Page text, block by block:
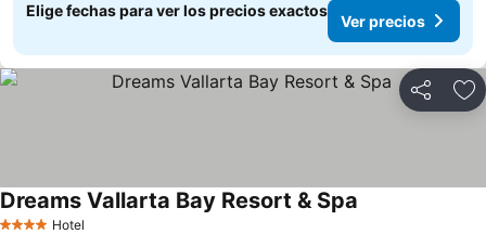
Elige fechas para ver los precios exactos
Ver precios
Compartir
Hotel
Dreams Vallarta Bay Resort & Spa